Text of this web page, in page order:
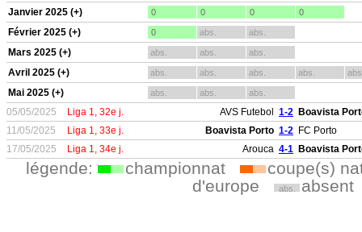
Janvier 2025 (+) 0 0 0 0
Février 2025 (+) 0 abs. abs.
Mars 2025 (+) abs. abs. abs.
Avril 2025 (+) abs. abs. abs. abs.
Mai 2025 (+) abs. abs. abs.
05/05/2025 Liga 1, 32e j. AVS Futebol 1-2 Boavista
11/05/2025
Liga 1, 33e j. Boavista Porto 1-2 FC Porto
17/05/2025
Liga 1, 34e j. Arouca 4-1 Boavista
légende: championnat
coupe(s)
d'europe
abs. absent